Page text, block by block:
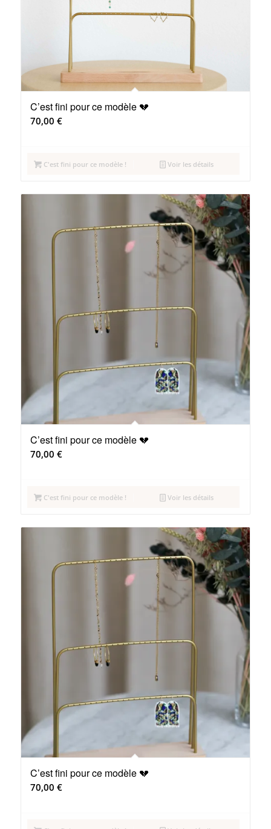
C’est fini pour ce modèle 💔
70,00 €
C'est fini pour ce modèle ! Voir les détails
C’est fini pour ce modèle 💔
70,00 €
C'est fini pour ce modèle ! Voir les détails
C’est fini pour ce modèle 💔
70,00 €